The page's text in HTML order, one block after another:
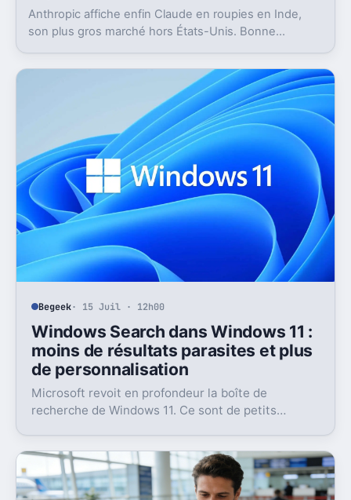
Anthropic affiche enfin Claude en roupies en Inde,
son plus gros marché hors États-Unis. Bonne
abonnements.
Begeek· 15 Juil · 12h00
Windows Search dans Windows 11 :
moins de résultats parasites et plus
de personnalisation
Microsoft revoit en profondeur la boîte de
recherche de Windows 11. Ce sont de petits